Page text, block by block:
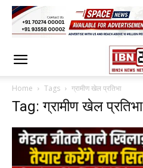
Home Tags ग्रामीण खेल प्रतिभा
Tag: ग्रामीण खेल प्रतिभा